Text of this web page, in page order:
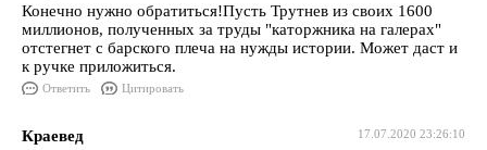
Конечно нужно обратиться!Пусть Трутнев из своих 1600
миллионов, полученных за труды "каторжника на галерах"
отстегнет с барского плеча на нужды истории. Может даст и
к ручке приложиться.
Ответить Цитировать
17.07.2020 23:26:10
Краевед